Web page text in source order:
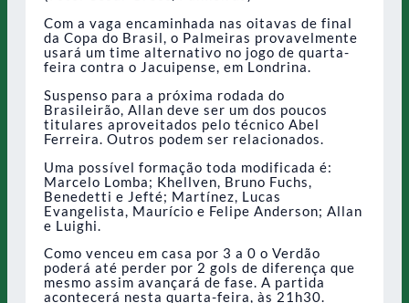
Com a vaga encaminhada nas oitavas de final
da Copa do Brasil, o Palmeiras provavelmente
usará um time alternativo no jogo de quarta-
feira contra o Jacuipense, em Londrina.
Suspenso para a próxima rodada do
Brasileirão, Allan deve ser um dos poucos
titulares aproveitados pelo técnico Abel
Ferreira. Outros podem ser relacionados.
Uma possível formação toda modificada é:
Marcelo Lomba; Khellven, Bruno Fuchs,
Benedetti e Jefté; Martínez, Lucas
Evangelista, Maurício e Felipe Anderson; Allan
e Luighi.
Como venceu em casa por 3 a 0 o Verdão
poderá até perder por 2 gols de diferença que
mesmo assim avançará de fase. A partida
acontecerá nesta quarta-feira, às 21h30.